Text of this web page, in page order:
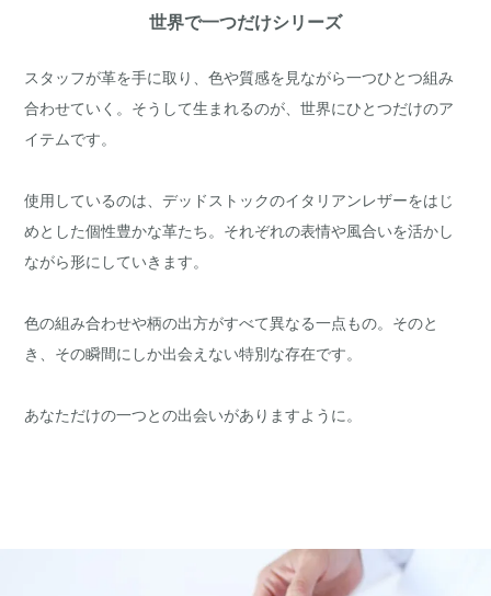
世界で一つだけシリーズ
スタッフが革を手に取り、色や質感を見ながら一つひとつ組み
合わせていく。そうして生まれるのが、世界にひとつだけのア
イテムです。
使用しているのは、デッドストックのイタリアンレザーをはじ
めとした個性豊かな革たち。それぞれの表情や風合いを活かし
ながら形にしていきます。
色の組み合わせや柄の出方がすべて異なる一点もの。そのと
き、その瞬間にしか出会えない特別な存在です。
あなただけの一つとの出会いがありますように。